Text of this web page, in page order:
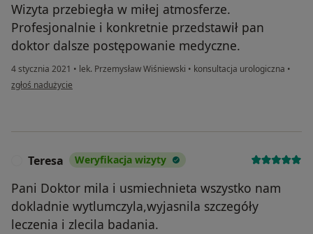
Wizyta przebiegła w miłej atmosferze.
Profesjonalnie i konkretnie przedstawił pan
doktor dalsze postępowanie medyczne.
4 stycznia 2021 • lek. Przemysław Wiśniewski • konsultacja urologiczna •
w opinii użytkownika Agata
zgłoś nadużycie
Teresa Weryfikacja wizyty
Pani Doktor mila i usmiechnieta wszystko nam
dokladnie wytlumczyla,wyjasnila szczegóły
leczenia i zlecila badania.